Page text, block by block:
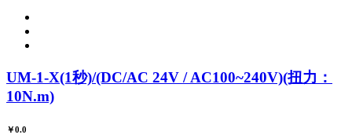
UM-1-X(1秒)/(DC/AC 24V / AC100~240V)(扭力：
10N.m)
￥0.0